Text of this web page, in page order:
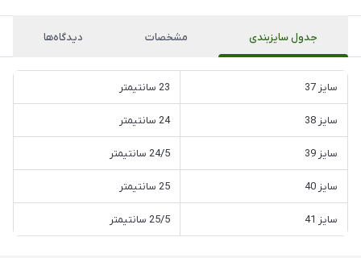
جدول سایزبندی مشخصات دیدگاه‌ها
سایز 37 23 سانتیمتر
سایز 38 24 سانتیمتر
سایز 39 24/5 سانتیمتر
سایز 40 25 سانتیمتر
سایز 41 25/5 سانتیمتر